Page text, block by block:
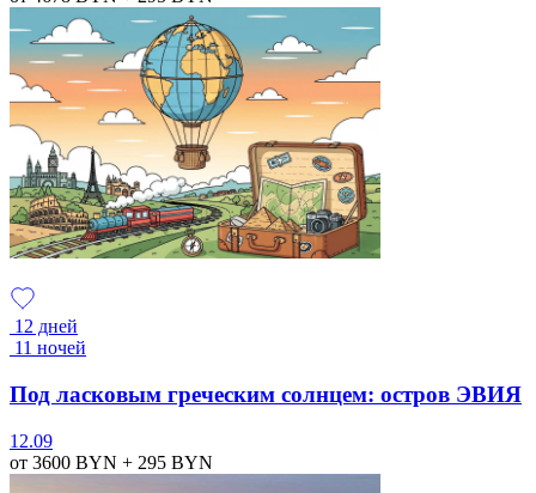
12 дней
11 ночей
Под ласковым греческим солнцем: остров ЭВИЯ
12.09
от 3600 BYN + 295 BYN